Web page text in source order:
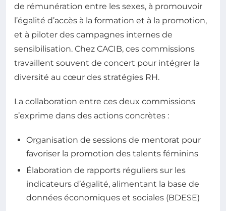
de rémunération entre les sexes, à promouvoir
l’égalité d’accès à la formation et à la promotion,
et à piloter des campagnes internes de
sensibilisation. Chez CACIB, ces commissions
travaillent souvent de concert pour intégrer la
diversité au cœur des stratégies RH.
La collaboration entre ces deux commissions
s’exprime dans des actions concrètes :
Organisation de sessions de mentorat pour
favoriser la promotion des talents féminins
Élaboration de rapports réguliers sur les
indicateurs d’égalité, alimentant la base de
données économiques et sociales (BDESE)